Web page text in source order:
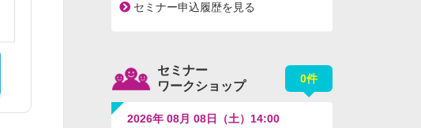
セミナー申込履歴を見る
セミナー
ワークショップ
0件
2026年 08月 08日（土）14:00